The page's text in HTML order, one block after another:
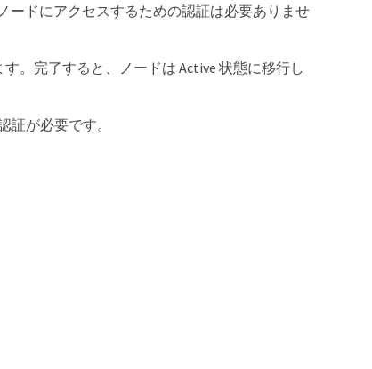
ードにアクセスするための認証は必要ありませ
。完了すると、ノードは Active 状態に移行し
が必要です。